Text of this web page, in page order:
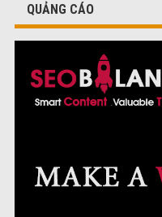
QUẢNG CÁO